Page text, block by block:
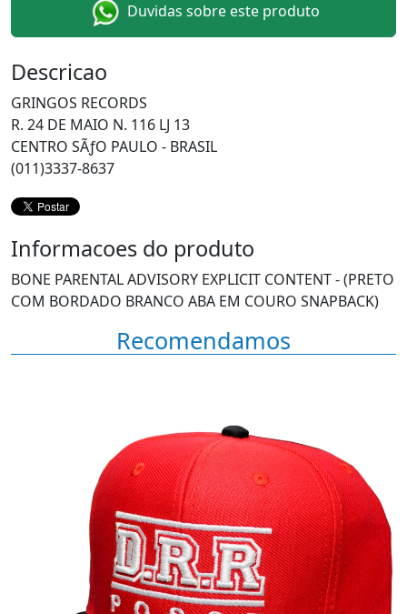
Duvidas sobre este produto
Descricao
GRINGOS RECORDS
R. 24 DE MAIO N. 116 LJ 13
CENTRO SÃƒO PAULO - BRASIL
(011)3337-8637
Informacoes do produto
BONE PARENTAL ADVISORY EXPLICIT CONTENT - (PRETO
COM BORDADO BRANCO ABA EM COURO SNAPBACK)
Recomendamos